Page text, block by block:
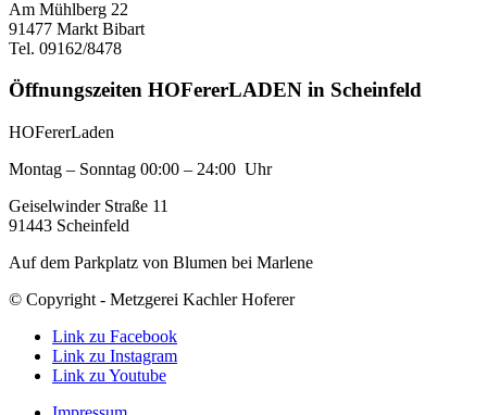
Am Mühlberg 22
91477 Markt Bibart
Tel. 09162/8478
Öffnungszeiten HOFererLADEN in Scheinfeld
HOFererLaden
Montag – Sonntag 00:00 – 24:00 Uhr
Geiselwinder Straße 11
91443 Scheinfeld
Auf dem Parkplatz von Blumen bei Marlene
© Copyright - Metzgerei Kachler Hoferer
Link zu Facebook
Link zu Instagram
Link zu Youtube